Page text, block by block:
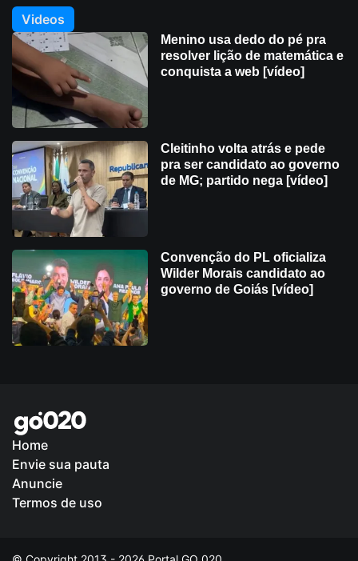
Videos
Menino usa dedo do pé pra
resolver lição de matemática e
conquista a web [vídeo]
Cleitinho volta atrás e pede
pra ser candidato ao governo
de MG; partido nega [vídeo]
Convenção do PL oficializa
Wilder Morais candidato ao
governo de Goiás [vídeo]
Home
Envie sua pauta
Anuncie
Termos de uso